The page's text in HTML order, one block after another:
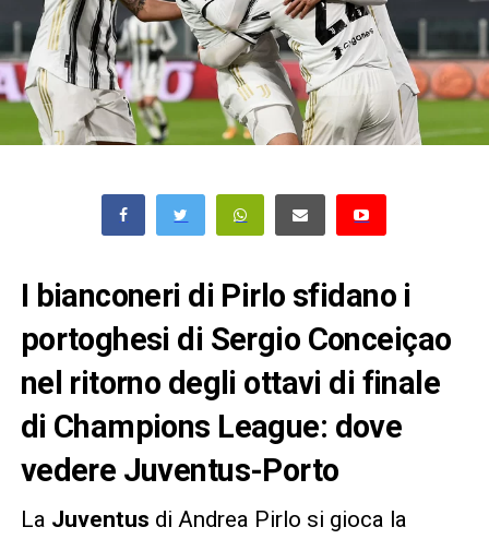
I bianconeri di Pirlo sfidano i
portoghesi di Sergio Conceiçao
nel ritorno degli ottavi di finale
di Champions League: dove
vedere Juventus-Porto
La Juventus di Andrea Pirlo si gioca la